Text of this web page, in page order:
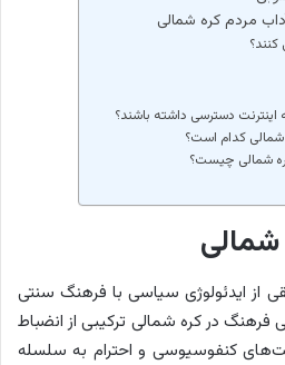
مردم کره شمالی
اینترنت دسترسی داشته باشند؟
کدام است؟
شمالی چیست؟
از ایدئولوژی سیاسی با فرهنگ سنتی
فرهنگ در کره شمالی ترکیبی از انضباط
کنفوسیوسی و احترام به سلسله